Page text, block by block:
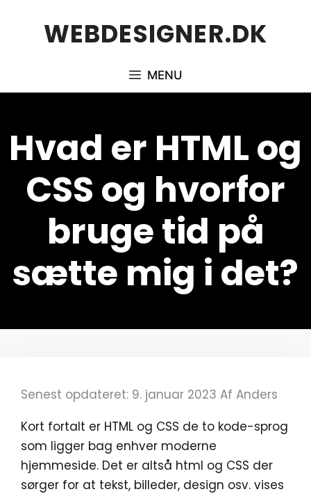
WEBDESIGNER.DK
MENU
Hvad er HTML og
CSS og hvorfor
bruge tid på
sætte mig i det?
Senest opdateret: 9. januar 2023 Af Anders
Kort fortalt er HTML og CSS de to kode-sprog
som ligger bag enhver moderne
hjemmeside. Det er altså html og CSS der
sørger for at tekst, billeder, design osv. vises